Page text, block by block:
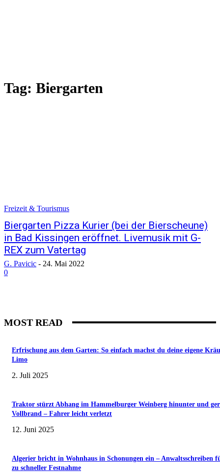
Tag: Biergarten
Freizeit & Tourismus
Biergarten Pizza Kurier (bei der Bierscheune)
in Bad Kissingen eröffnet. Livemusik mit G-
REX zum Vatertag
G. Pavicic - 24. Mai 2022
0
MOST READ
Erfrischung aus dem Garten: So einfach machst du deine eigene
Limo
2. Juli 2025
Traktor stürzt Abhang im Hammelburger Weinberg hinunter und
Vollbrand – Fahrer leicht verletzt
12. Juni 2025
Algerier bricht in Wohnhaus in Schonungen ein – Anwaltsschreiben
zu schneller Festnahme